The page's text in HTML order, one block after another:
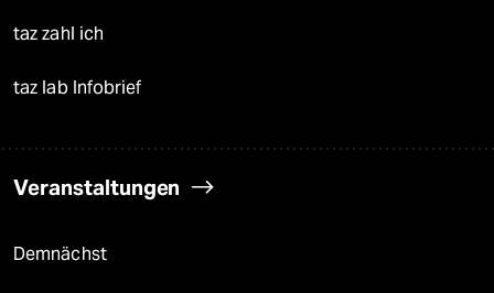
taz zahl ich
taz lab Infobrief
Veranstaltungen
Demnächst